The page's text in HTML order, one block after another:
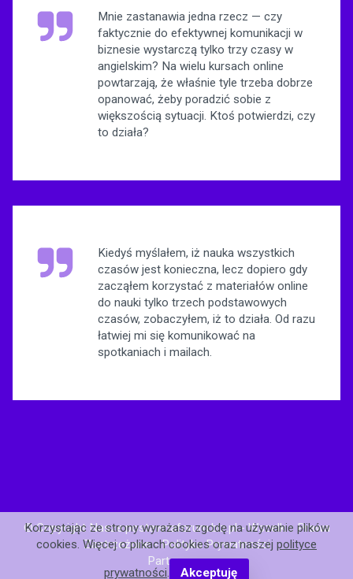
Mnie zastanawia jedna rzecz — czy
faktycznie do efektywnej komunikacji w
biznesie wystarczą tylko trzy czasy w
angielskim? Na wielu kursach online
powtarzają, że właśnie tyle trzeba dobrze
opanować, żeby poradzić sobie z
większością sytuacji. Ktoś potwierdzi, czy
to działa?
Kiedyś myślałem, iż nauka wszystkich
czasów jest konieczna, lecz dopiero gdy
zacząłem korzystać z materiałów online
do nauki tylko trzech podstawowych
czasów, zobaczyłem, iż to działa. Od razu
łatwiej mi się komunikować na
spotkaniach i mailach.
© Copyright Nasze.postawnaforum.biz.pl - Wszelkie Prawa
Zastrzeżone -Polityka Prywatności
Partnerzy: .
Korzystając ze strony wyrażasz zgodę na używanie plików
cookies. Więcej o plikach cookies oraz naszej polityce
prywatności. Akceptuję